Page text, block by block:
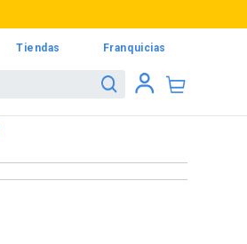
Tiendas Franquicias